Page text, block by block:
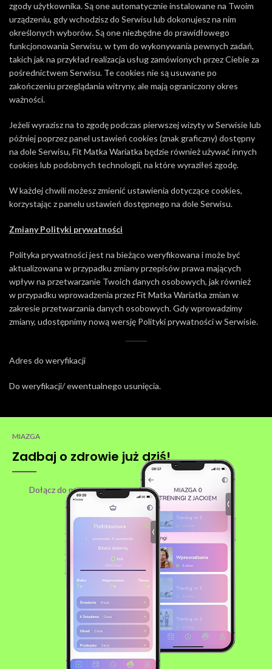
zgody użytkownika. Są one automatycznie instalowane na Twoim
urządzeniu, gdy wchodzisz do Serwisu lub dokonujesz na nim
określonych wyborów. Są one niezbędne do prawidłowego
funkcjonowania Serwisu, w tym do wykonywania pewnych zadań,
takich jak na przykład realizacja usług zamówionych przez Ciebie za
pośrednictwem Serwisu. Te cookies nie są usuwane po
zakończeniu przeglądania witryny, ale mają ograniczony okres
ważności.
Jeżeli wyrazisz na to zgodę podczas pierwszej wizyty w Serwisie lub
później poprzez panel ustawień cookies (znak graficzny) dostępny
na dole Serwisu, Fit Matka Wariatka będzie również używać innych
cookies lub podobnych technologii, na które wyraziłeś zgodę.
W każdej chwili możesz zmienić ustawienia dotyczące cookies,
korzystając z panelu ustawień dostępnego na dole Serwisu.
Zmiany Polityki prywatności
Polityka prywatności jest na bieżąco weryfikowana i może być
aktualizowana w przypadku zmiany przepisów prawa mających
wpływ na przetwarzanie Twoich danych osobowych, jak również
w przypadku wprowadzenia przez Fit Matka Wariatka zmian w
zakresie przetwarzania danych osobowych. Gdy wprowadzimy
zmiany, udostępnimy nową wersję Polityki prywatności w Serwisie.
Adres do weryfikacji
Do weryfikacji/ ewentualnego usunięcia.
MIAZGA
Zadbaj o zdrowie już dziś!
Dołącz do nas